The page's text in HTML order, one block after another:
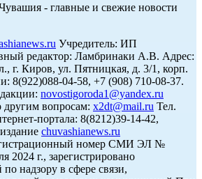
- главные и свежие новости
Учредитель: ИП
редактор: Ламбринаки А.В. Адрес:
г. Киров, ул. Пятницкая, д. 3/1, корп.
8(922)088-04-58, +7 (908) 710-08-37.
novostigoroda1@yandex.ru
другим вопросам: x2dt@mail.ru Тел.
портала: 8(8212)39-14-42,
chuvashianews.ru
номер СМИ ЭЛ №
2024 г., зарегистрировано
надзору в сфере связи,